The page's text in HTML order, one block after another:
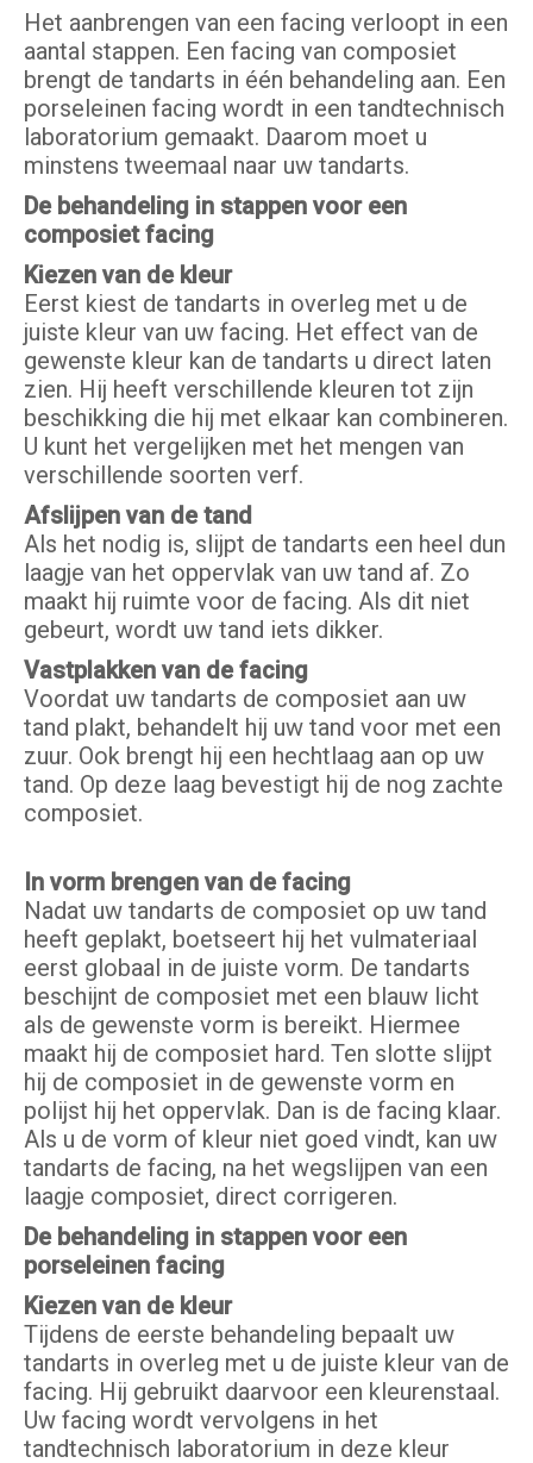
Het aanbrengen van een facing verloopt in een
aantal stappen. Een facing van composiet
brengt de tandarts in één behandeling aan. Een
porseleinen facing wordt in een tandtechnisch
laboratorium gemaakt. Daarom moet u
minstens tweemaal naar uw tandarts.
De behandeling in stappen voor een
composiet facing
Kiezen van de kleur
Eerst kiest de tandarts in overleg met u de
juiste kleur van uw facing. Het effect van de
gewenste kleur kan de tandarts u direct laten
zien. Hij heeft verschillende kleuren tot zijn
beschikking die hij met elkaar kan combineren.
U kunt het vergelijken met het mengen van
verschillende soorten verf.
Afslijpen van de tand
Als het nodig is, slijpt de tandarts een heel dun
laagje van het oppervlak van uw tand af. Zo
maakt hij ruimte voor de facing. Als dit niet
gebeurt, wordt uw tand iets dikker.
Vastplakken van de facing
Voordat uw tandarts de composiet aan uw
tand plakt, behandelt hij uw tand voor met een
zuur. Ook brengt hij een hechtlaag aan op uw
tand. Op deze laag bevestigt hij de nog zachte
composiet.
In vorm brengen van de facing
Nadat uw tandarts de composiet op uw tand
heeft geplakt, boetseert hij het vulmateriaal
eerst globaal in de juiste vorm. De tandarts
beschijnt de composiet met een blauw licht
als de gewenste vorm is bereikt. Hiermee
maakt hij de composiet hard. Ten slotte slijpt
hij de composiet in de gewenste vorm en
polijst hij het oppervlak. Dan is de facing klaar.
Als u de vorm of kleur niet goed vindt, kan uw
tandarts de facing, na het wegslijpen van een
laagje composiet, direct corrigeren.
De behandeling in stappen voor een
porseleinen facing
Kiezen van de kleur
Tijdens de eerste behandeling bepaalt uw
tandarts in overleg met u de juiste kleur van de
facing. Hij gebruikt daarvoor een kleurenstaal.
Uw facing wordt vervolgens in het
tandtechnisch laboratorium in deze kleur